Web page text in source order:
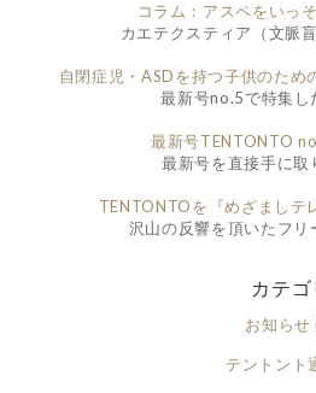
コラム：アスペをいっ
カエテクスティア（文脈
自閉症児・ASDを持つ子供のた
最新号no.5で特集し
最新号TENTONTO
最新号を直接手に取
TENTONTOを『めざましテ
沢山の反響を頂いたフ
カテゴ
お知らせ
テントント